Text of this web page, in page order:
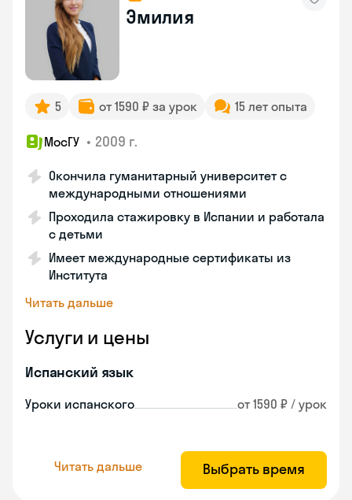
Эмилия
5 от 1590 ₽ за урок 15 лет опыта
МосГУ • 2009 г.
Окончила гуманитарный университет с
международными отношениями
Проходила стажировку в Испании и работала
с детьми
Имеет международные сертификаты из
Института
Читать дальше
Услуги и цены
Испанский язык
Уроки испанского от 1590 ₽ / урок
Читать дальше Выбрать время